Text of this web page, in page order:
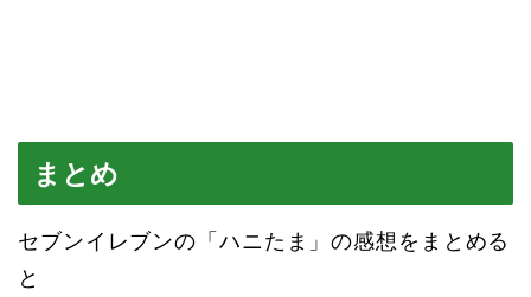
まとめ
セブンイレブンの「ハニたま」の感想をまとめる
と